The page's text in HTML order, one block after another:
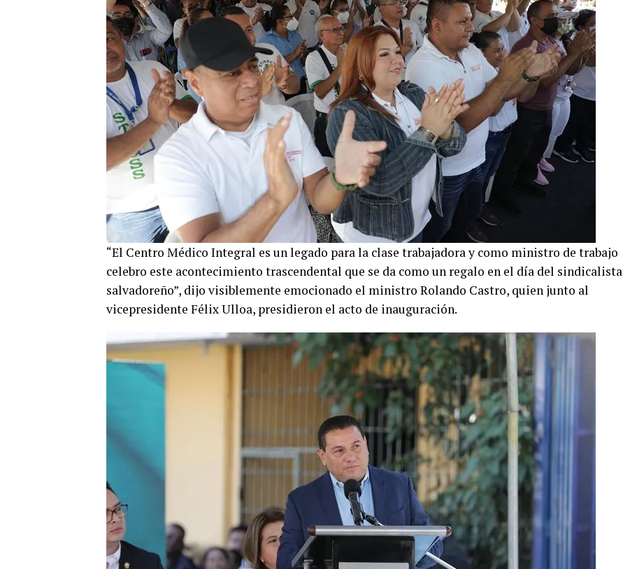
“El Centro Médico Integral es un legado para la clase trabajadora y como ministro de trabajo
celebro este acontecimiento trascendental que se da como un regalo en el día del sindicalista
salvadoreño”, dijo visiblemente emocionado el ministro Rolando Castro, quien junto al
vicepresidente Félix Ulloa, presidieron el acto de inauguración.